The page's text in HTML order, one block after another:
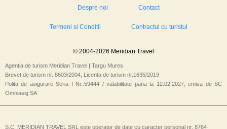
Despre noi Contact
Termeni si Conditii Contractul cu turistul
© 2004-2026 Meridian Travel
Agentia de turism Meridian Travel | Targu Mures
Brevet de turism nr. 8603/2004, Licenta de turism nr.1635/2019
Polita de asigurare Seria I Nr..59444 / valabilitate pana la 12.02.2027, emisa de SC
Omniasig SA
S.C. MERIDIAN TRAVEL SRL este operator de date cu caracter personal nr. 8764